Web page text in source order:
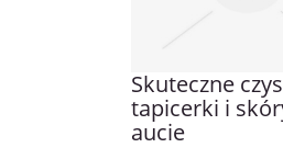
Skuteczne
tapicerki i
aucie